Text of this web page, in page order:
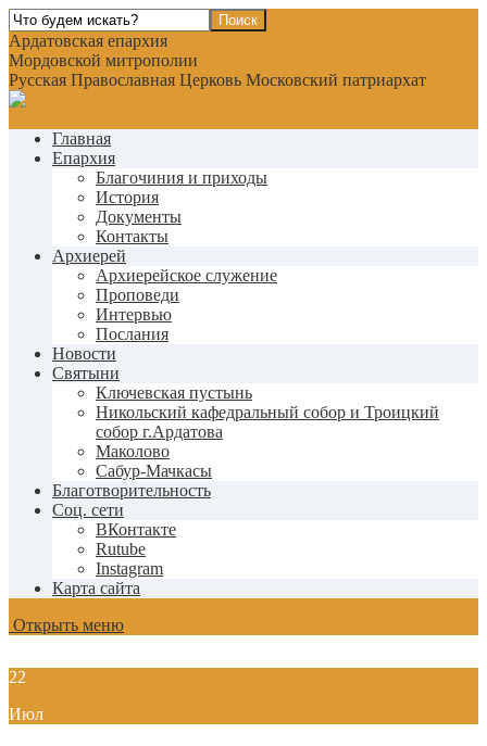
Ардатовская епархия
Мордовской митрополии
Русская Православная Церковь Московский патриархат
Главная
Епархия
Благочиния и приходы
История
Документы
Контакты
Архиерей
Архиерейское служение
Проповеди
Интервью
Послания
Новости
Святыни
Ключевская пустынь
Никольский кафедральный собор и Троицкий
собор г.Ардатова
Маколово
Сабур-Мачкасы
Благотворительность
Соц. сети
ВКонтакте
Rutube
Instagram
Карта сайта
Открыть меню
22
Июл